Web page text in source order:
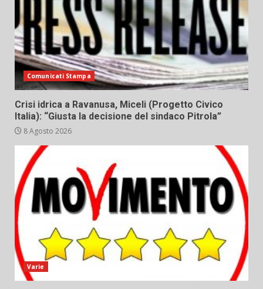
Comunicati Stampa
Crisi idrica a Ravanusa, Miceli (Progetto Civico
Italia): “Giusta la decisione del sindaco Pitrola”
8 Agosto 2026
Varie